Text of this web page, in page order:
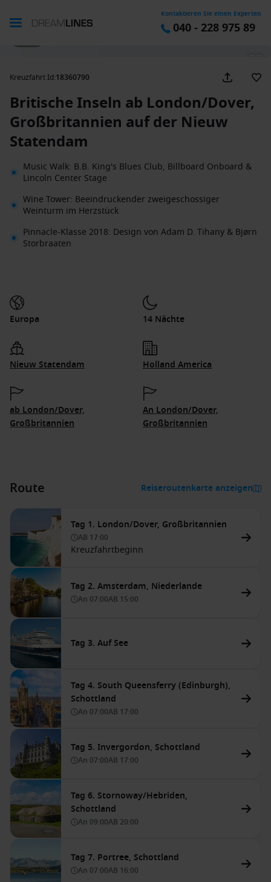
Kontaktieren Sie einen Experten
040 - 228 975 89
Kreuzfahrt Id:18360790
Britische Inseln ab London/Dover,
Großbritannien auf der Nieuw
Statendam
Music Walk: B.B. King's Blues Club, Billboard Onboard &
Lincoln Center Stage
Wine Tower: Beeindruckender zweigeschossiger
Weinturm im Herzstück
Pinnacle-Klasse 2018: Design von Adam D. Tihany & Bjørn
Storbraaten
Europa 14 Nächte
Nieuw Statendam Holland America
ab London/Dover,
Großbritannien
An London/Dover,
Großbritannien
Route Reiseroutenkarte anzeigen
Tag 1. London/Dover, Großbritannien
AB 17:00
Kreuzfahrtbeginn
Tag 2. Amsterdam, Niederlande
An 07:00AB 15:00
Tag 3. Auf See
Tag 4. South Queensferry (Edinburgh),
Schottland
An 07:00AB 17:00
Tag 5. Invergordon, Schottland
An 07:00AB 17:00
Tag 6. Stornoway/Hebriden,
Schottland
An 09:00AB 20:00
Tag 7. Portree, Schottland
An 07:00AB 16:00